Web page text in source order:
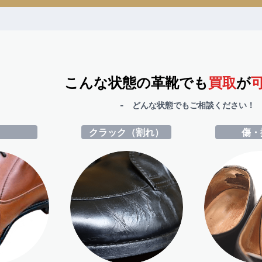
こんな状態の革靴でも買取が
- どんな状態でもご相談ください
クラック（割れ） 傷